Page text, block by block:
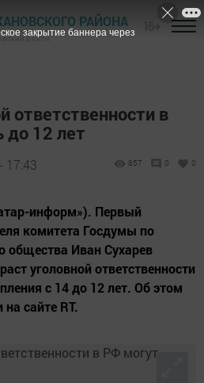
РАЙОНА
район
ответственности в
до 12 лет
17:43 857 0 0
информ»). Первый
комитета Госдумы по
общества Иван Сухарев
уголовной ответственности
с 14 до 12 лет. Об этом
сайте RT.
закрытие баннера через